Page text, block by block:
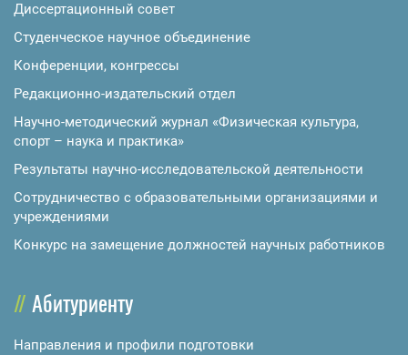
Диссертационный совет
Студенческое научное объединение
Конференции, конгрессы
Редакционно-издательский отдел
Научно-методический журнал «Физическая культура,
спорт – наука и практика»
Результаты научно-исследовательской деятельности
Сотрудничество с образовательными организациями и
учреждениями
Конкурс на замещение должностей научных работников
Абитуриенту
Направления и профили подготовки